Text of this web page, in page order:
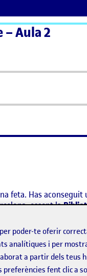
Aula 2
feta. Has
essent la
les
numèrica
del concepte
poder-te oferir
analítiques i per
a partir dels teus
fent clic a